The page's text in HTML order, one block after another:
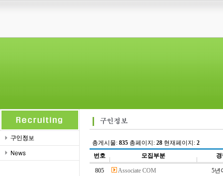
총게시물: 835 총페이지: 28 현재페이지: 2
번호
모집부분
805 Associate COM 5년